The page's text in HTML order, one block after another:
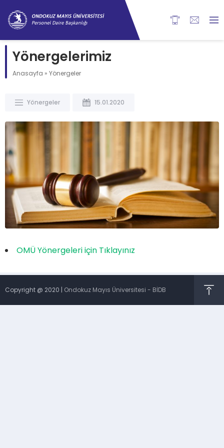
Yönergelerimiz
Anasayfa » Yönergeler
Yönergeler 15.01.2020
OMÜ Yönergeleri için Tıklayınız
Copyright @ 2020 | Ondokuz Mayıs Üniversitesi - BİDB